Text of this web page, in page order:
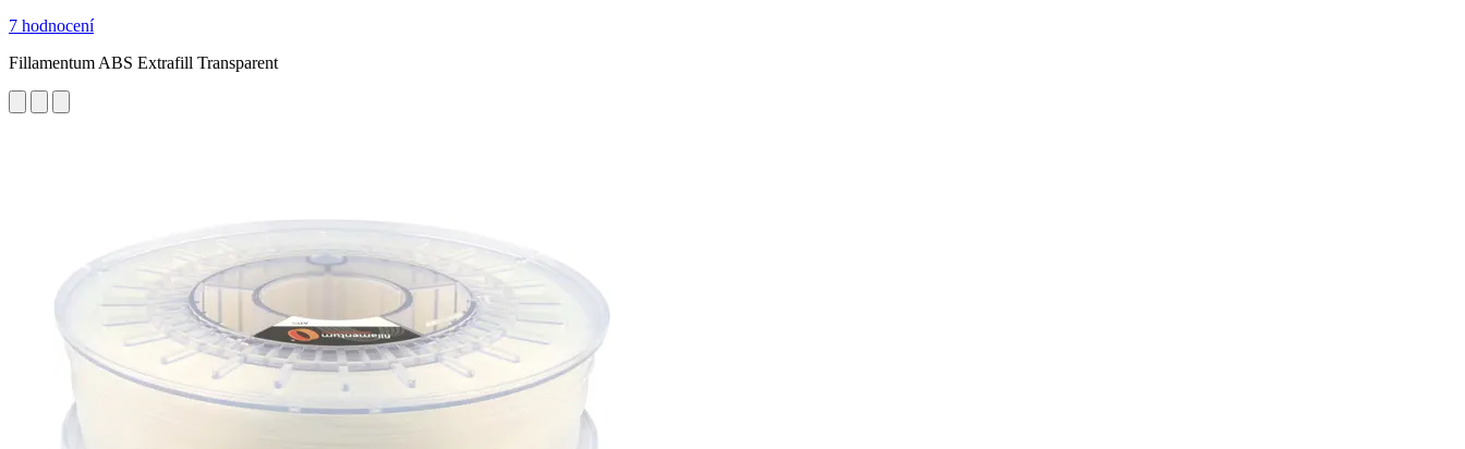
7 hodnocení
Fillamentum ABS Extrafill Transparent